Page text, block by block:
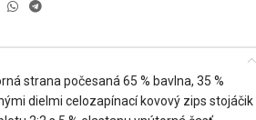
strana počesaná 65 % bavlna, 35 %
dielmi celozapínací kovový zips stojáčik